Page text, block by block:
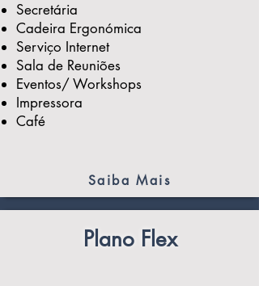
Secretária
Cadeira Ergonómica
Serviço Internet
Sala de Reuniões
Eventos/ Workshops
Impressora
Café
Saiba Mais
Plano Flex